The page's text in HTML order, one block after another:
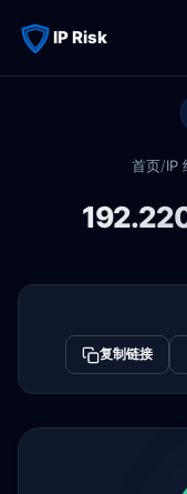
IP Risk
首页/IP
复制链接